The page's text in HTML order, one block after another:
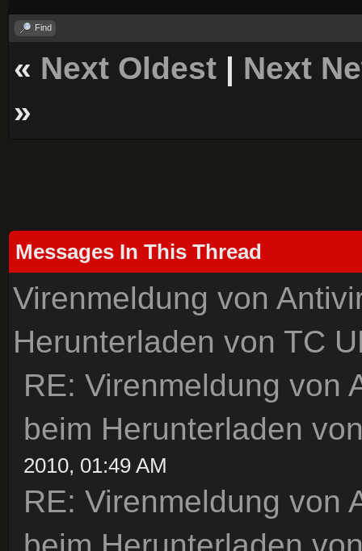
Find
« Next Oldest | Next
»
Messages In This Thread
Virenmeldung von
Herunterladen von TC
RE: Virenmeldung von
beim Herunterladen
2010, 01:49 AM
RE: Virenmeldung von